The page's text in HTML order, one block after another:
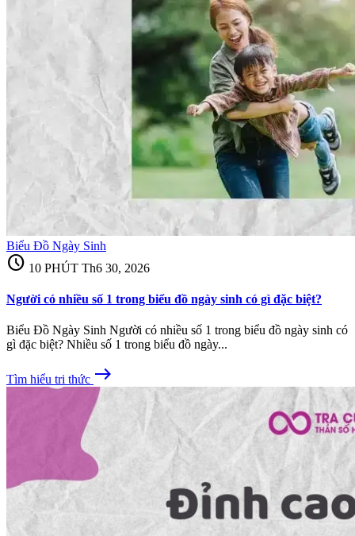
Biểu Đồ Ngày Sinh
schedule 10 PHÚT Th6 30, 2026
Người có nhiều số 1 trong biểu đồ ngày sinh có gì đặc biệt?
Biểu Đồ Ngày Sinh Người có nhiều số 1 trong biểu đồ ngày sinh có
gì đặc biệt? Nhiều số 1 trong biểu đồ ngày...
Tìm hiểu tri thức east